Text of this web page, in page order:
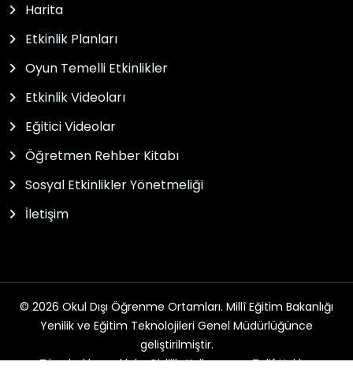
Harita
Etkinlik Planları
Oyun Temelli Etkinlikler
Etkinlik Videoları
Eğitici Videolar
Öğretmen Rehber Kitabı
Sosyal Etkinlikler Yönetmeliği
İletişim
© 2026 Okul Dışı Öğrenme Ortamları. Millî Eğitim Bakanlığı
Yenilik ve Eğitim Teknolojileri Genel Müdürlüğünce
geliştirilmiştir.
Tüm hakları saklıdır. Gizlilik, Kullanım ve Telif Hakları